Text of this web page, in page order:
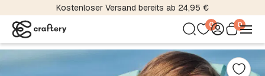
Kostenloser Versand bereits ab 24,95 €
0 0